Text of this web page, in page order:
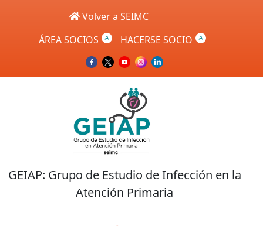
Volver a SEIMC
ÁREA SOCIOS
HACERSE SOCIO
GEIAP: Grupo de Estudio de Infección en la
Atención Primaria